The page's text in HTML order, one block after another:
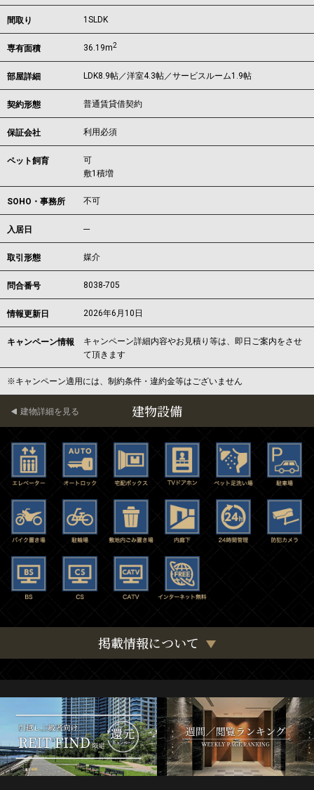
間取り 1SLDK
専有面積 36.19m2
部屋詳細 LDK8.9帖／洋室4.3帖／サービスルーム1.9帖
契約形態 普通賃貸借契約
保証会社 利用必須
ペット飼育
可
敷1積増
SOHO・事務所 不可
入居日 ---
取引形態 媒介
問合番号 8038-705
情報更新日 2026年6月10日
キャンペーン情報
キャンペーン詳細内容やお見積り等は、即日ご案内をさせ
て頂きます
※キャンペーン適用には、制約条件・違約金等はございません
建物設備
建物詳細を見る
掲載情報について